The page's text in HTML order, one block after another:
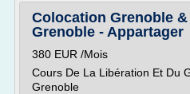
Colocation Grenoble
Grenoble - Appartager
380 EUR /Mois
Cours De La Libération Et Du
Grenoble